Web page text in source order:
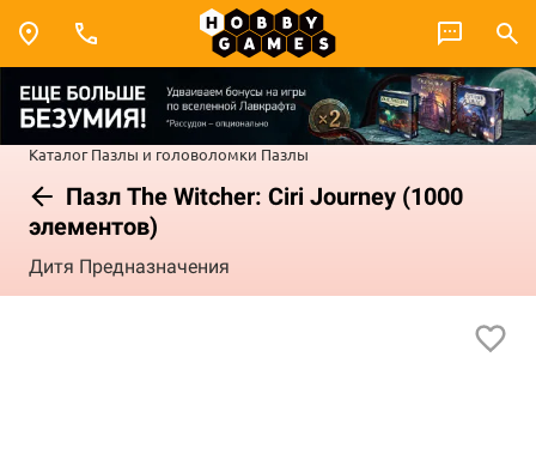
Каталог Пазлы и головоломки Пазлы
Пазл The Witcher: Ciri Journey (1000
элементов)
Дитя Предназначения